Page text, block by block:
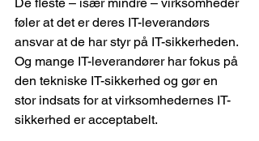
føler at det er deres IT-leverandørs
ansvar at de har styr på IT-sikkerheden.
Og mange IT-leverandører har fokus på
den tekniske IT-sikkerhed og gør en
stor indsats for at virksomhedernes IT-
sikkerhed er acceptabelt.